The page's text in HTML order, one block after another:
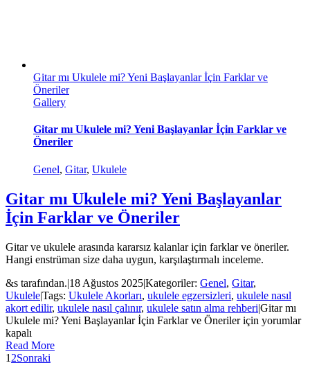
Gitar mı Ukulele mi? Yeni Başlayanlar İçin Farklar ve
Öneriler
Gallery
Gitar mı Ukulele mi? Yeni Başlayanlar İçin Farklar ve
Öneriler
Genel, Gitar, Ukulele
Gitar mı Ukulele mi? Yeni Başlayanlar
İçin Farklar ve Öneriler
Gitar ve ukulele arasında kararsız kalanlar için farklar ve öneriler.
Hangi enstrüman size daha uygun, karşılaştırmalı inceleme.
&s tarafından.|18 Ağustos 2025|Kategoriler: Genel, Gitar,
Ukulele|Tags: Ukulele Akorları, ukulele egzersizleri, ukulele nasıl
akort edilir, ukulele nasıl çalınır, ukulele satın alma rehberi|Gitar mı
Ukulele mi? Yeni Başlayanlar İçin Farklar ve Öneriler için yorumlar
kapalı
Read More
1 2Sonraki